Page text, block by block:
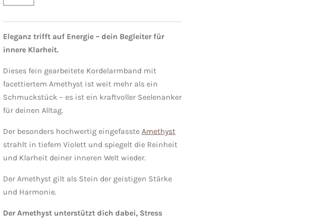
Eleganz trifft auf Energie – dein Begleiter für
innere Klarheit.
Dieses fein gearbeitete Kordelarmband mit
facettiertem Amethyst ist weit mehr als ein
Schmuckstück – es ist ein kraftvoller Seelenanker
für deinen Alltag.
Der besonders hochwertig eingefasste Amethyst
strahlt in tiefem Violett und spiegelt die Reinheit
und Klarheit deiner inneren Welt wieder.
Der Amethyst gilt als Stein der geistigen Stärke
und Harmonie.
Der Amethyst unterstützt dich dabei, Stress